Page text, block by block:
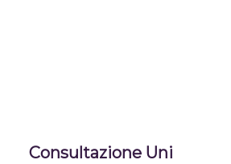
Consultazione Uni